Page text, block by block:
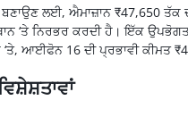
ਲਈ, ਐਮਾਜ਼ਾਨ ₹47,650 ਤੱਕ
‘ਤੇ ਨਿਰਭਰ ਕਰਦੀ ਹੈ। ਇੱਕ
ਤੇ, ਆਈਫੋਨ16 ਦੀ ਪ੍ਰਭਾਵੀ ਕੀਮਤ₹